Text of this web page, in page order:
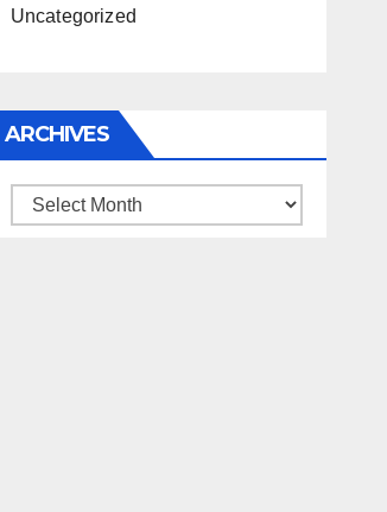
Uncategorized
ARCHIVES
Archives